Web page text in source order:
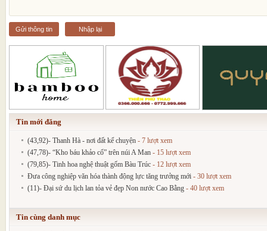
Gửi thông tin Nhập lại
Tin mới đăng
(43,92)- Thanh Hà - nơi đất kể chuyện - 7 lượt xem
(47,78)- “Kho báu khảo cổ” trên núi A Man - 15 lượt xem
(79,85)- Tinh hoa nghệ thuật gốm Bàu Trúc - 12 lượt xem
Đưa công nghiệp văn hóa thành động lực tăng trưởng mới - 30 lượt xem
(11)- Đại sứ du lịch lan tỏa vẻ đẹp Non nước Cao Bằng - 40 lượt xem
Tin cùng danh mục